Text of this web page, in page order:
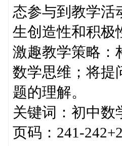
态参与到教学活
生创造性和积极
激趣教学策略：
数学思维；将提
题的理解。
关键词：初中数
页码：241-